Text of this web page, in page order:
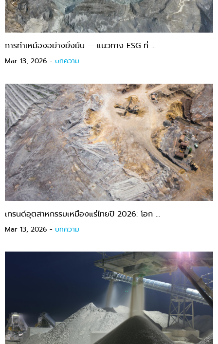
การทำเหมืองอย่างยั่งยืน — แนวทาง ESG ที่ ...
Mar 13, 2026 - บทความ
เทรนด์อุตสาหกรรมเหมืองแร่ไทยปี 2026: โอก ...
Mar 13, 2026 - บทความ